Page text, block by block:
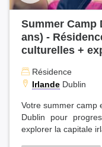
Summer Camp
ans) -
culturelles +
Résidence
Irlande Dublin
Votre summer camp
Dublin pour
explorer la capitale